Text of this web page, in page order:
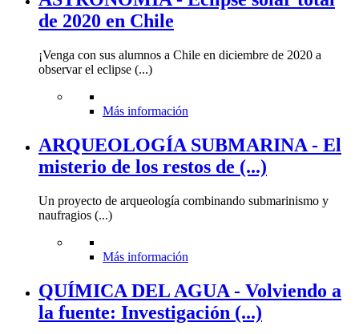
de 2020 en Chile
¡Venga con sus alumnos a Chile en diciembre de 2020 a
observar el eclipse (...)
Más información
ARQUEOLOGÍA SUBMARINA - El
misterio de los restos de (...)
Un proyecto de arqueología combinando submarinismo y
naufragios (...)
Más información
QUÍMICA DEL AGUA - Volviendo a
la fuente: Investigación (...)